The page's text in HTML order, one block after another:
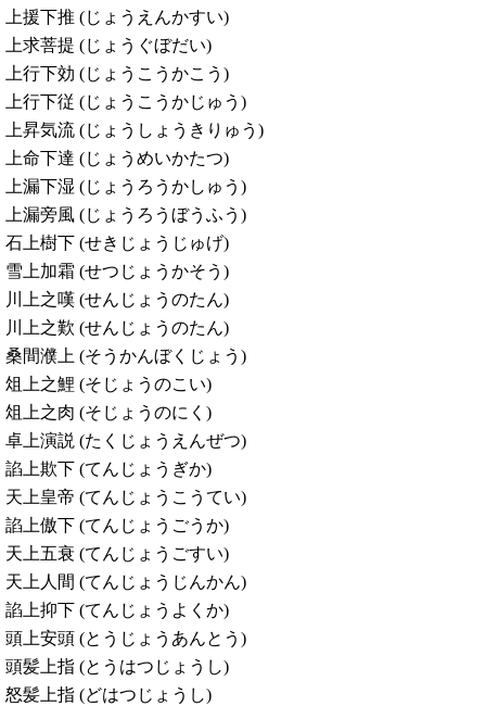
上援下推 (じょうえんかすい)
上求菩提 (じょうぐぼだい)
上行下効 (じょうこうかこう)
上行下従 (じょうこうかじゅう)
上昇気流 (じょうしょうきりゅう)
上命下達 (じょうめいかたつ)
上漏下湿 (じょうろうかしゅう)
上漏旁風 (じょうろうぼうふう)
石上樹下 (せきじょうじゅげ)
雪上加霜 (せつじょうかそう)
川上之嘆 (せんじょうのたん)
川上之歎 (せんじょうのたん)
桑間濮上 (そうかんぼくじょう)
俎上之鯉 (そじょうのこい)
俎上之肉 (そじょうのにく)
卓上演説 (たくじょうえんぜつ)
諂上欺下 (てんじょうぎか)
天上皇帝 (てんじょうこうてい)
諂上傲下 (てんじょうごうか)
天上五衰 (てんじょうごすい)
天上人間 (てんじょうじんかん)
諂上抑下 (てんじょうよくか)
頭上安頭 (とうじょうあんとう)
頭髪上指 (とうはつじょうし)
怒髪上指 (どはつじょうし)